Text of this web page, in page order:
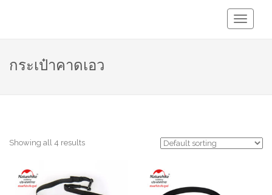
Toggle
กระเป๋าคาดเอว
Showing all 4 results